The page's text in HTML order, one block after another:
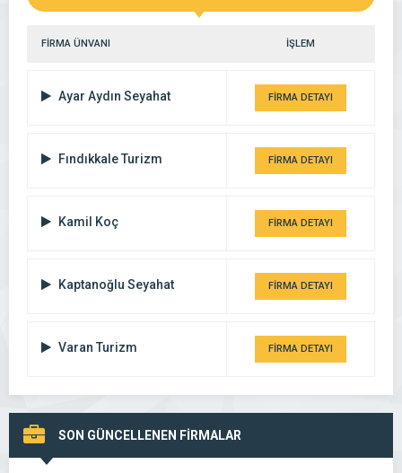
FİRMA ÜNVANI İŞLEM
Ayar Aydın Seyahat FİRMA DETAYI
Fındıkkale Turizm FİRMA DETAYI
Kamil Koç FİRMA DETAYI
Kaptanoğlu Seyahat FİRMA DETAYI
Varan Turizm FİRMA DETAYI
SON GÜNCELLENEN FİRMALAR